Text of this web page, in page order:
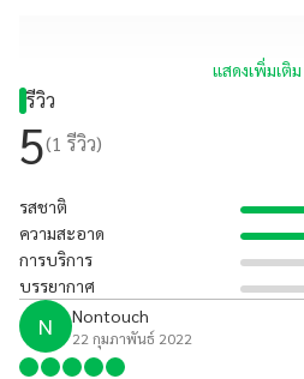
แสดงเพิ่มเติม
รีวิว
5(1 รีวิว)
รสชาติ
ความสะอาด
การบริการ
บรรยากาศ
N Nontouch
22 กุมภาพันธ์ 2022